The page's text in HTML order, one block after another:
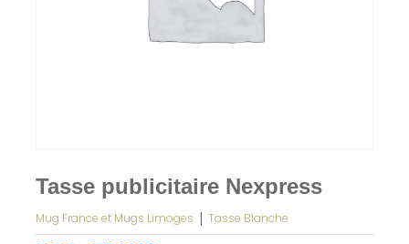
Tasse publicitaire Nexpress
Mug France et Mugs Limoges | Tasse Blanche